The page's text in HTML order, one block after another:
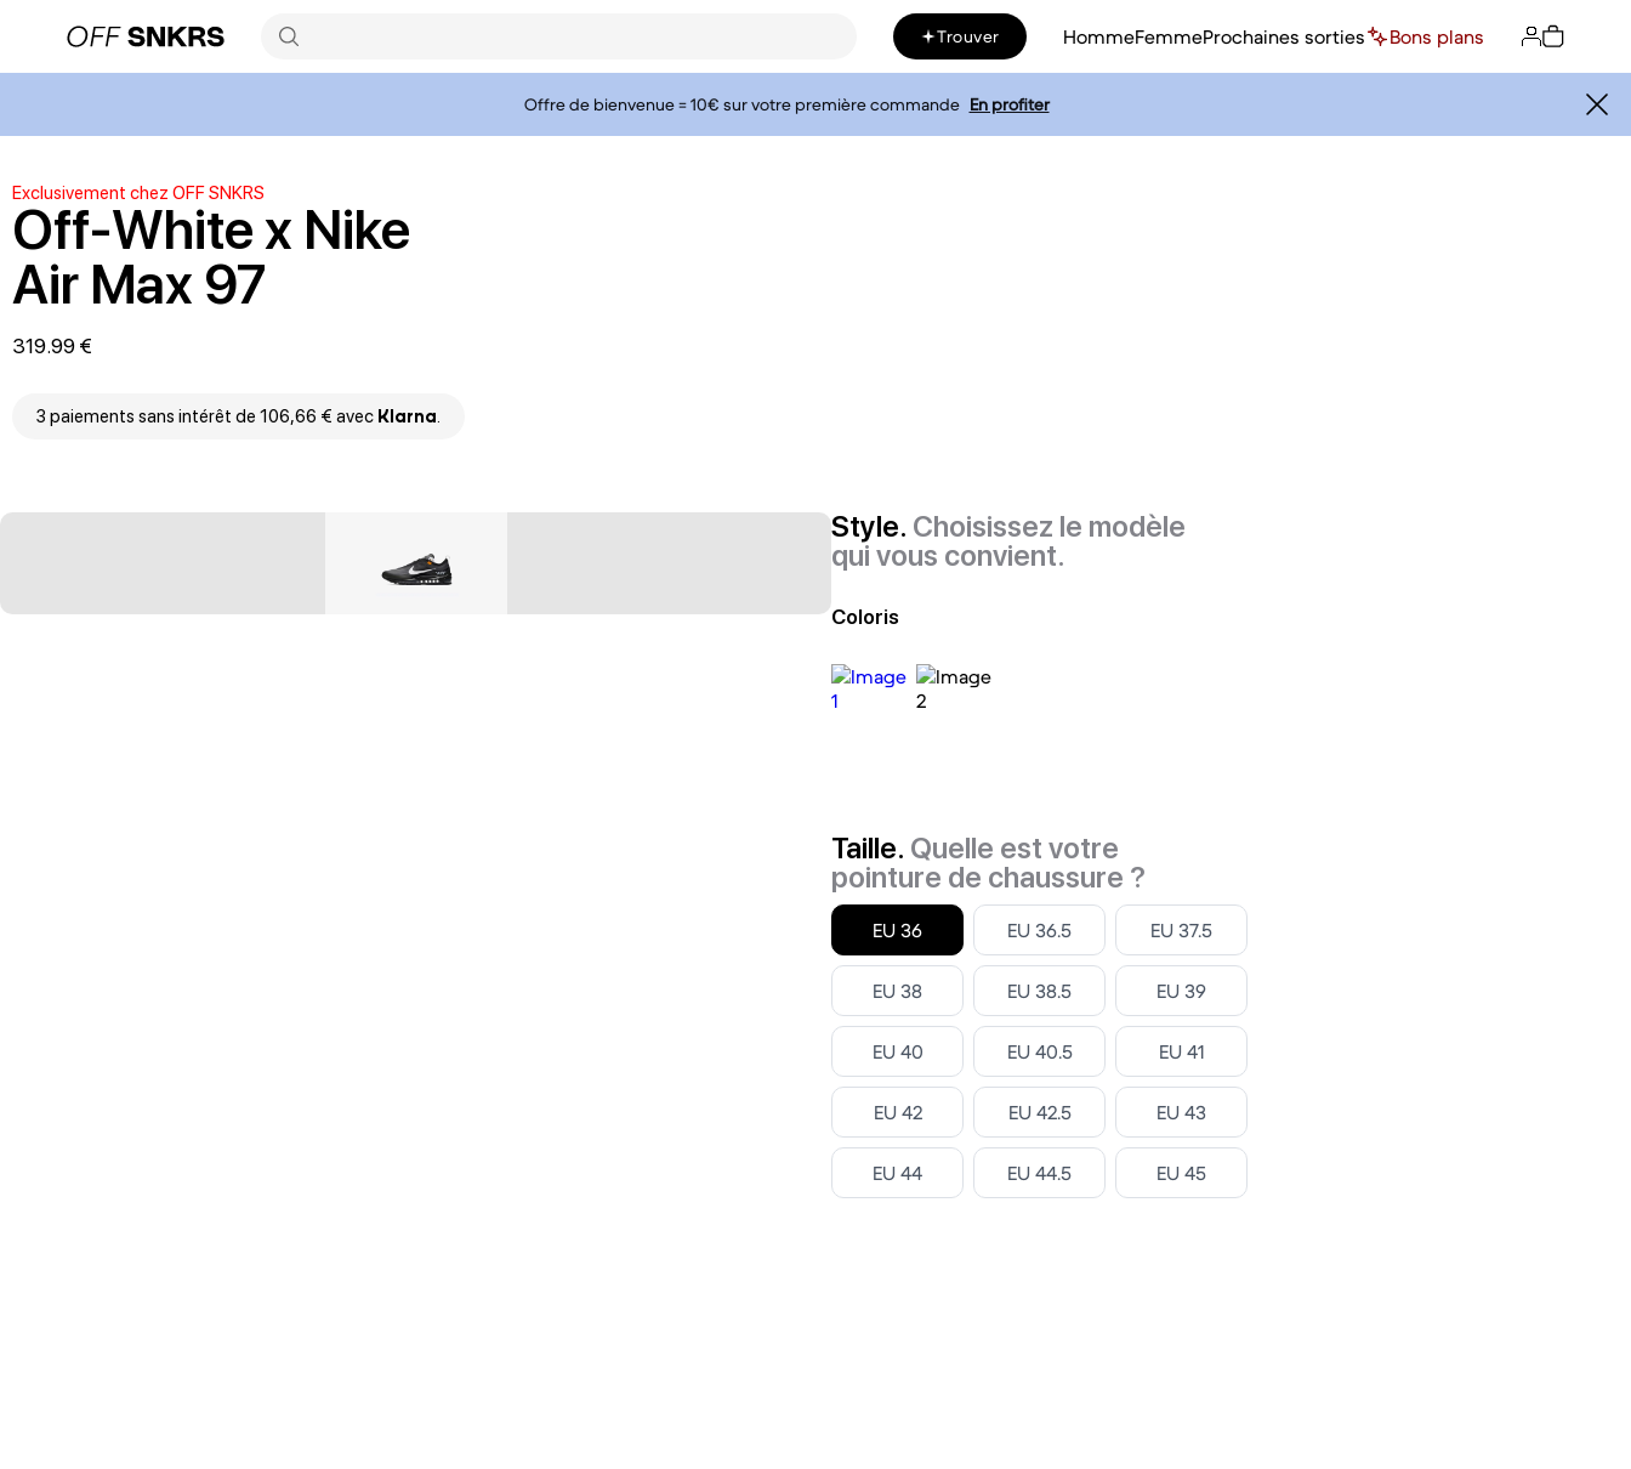
Trouver HommeFemmeProchaines sorties Bons plans
Offre de bienvenue = 10€ sur votre première commande En profiter
Exclusivement chez OFF SNKRS
Off-White x Nike
Air Max 97
319.99 €
3 paiements sans intérêt de 106,66 € avec Klarna.
Style. Choisissez le modèle
qui vous convient.
Coloris
Taille. Quelle est votre
pointure de chaussure ?
Select
EU 36 Select
EU 36.5 Select
EU 37.5
Select
EU 38 Select
EU 38.5 Select
EU 39
Select
EU 40 Select
EU 40.5 Select
EU 41
Select
EU 42 Select
EU 42.5 Select
EU 43
Select
EU 44 Select
EU 44.5 Select
EU 45